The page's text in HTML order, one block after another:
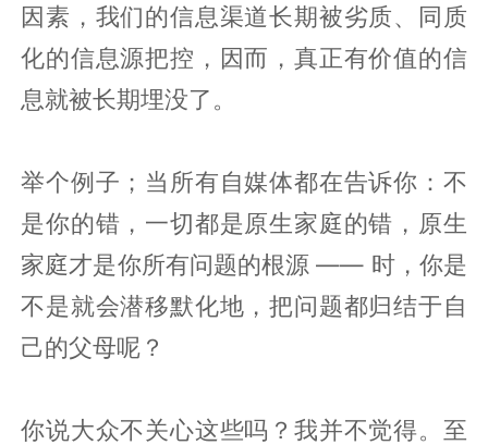
因素，我们的信息渠道长期被劣质、同质
化的信息源把控，因而，真正有价值的信
息就被长期埋没了。
举个例子；当所有自媒体都在告诉你：不
是你的错，一切都是原生家庭的错，原生
家庭才是你所有问题的根源 —— 时，你是
不是就会潜移默化地，把问题都归结于自
己的父母呢？
你说大众不关心这些吗？我并不觉得。至